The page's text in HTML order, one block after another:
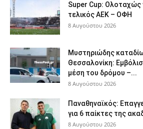
Super Cup: Ολοταχώς
τελικός ΑΕΚ – ΟΦΗ
8 Αυγούστου 2026
Μυστηριώδης
Θεσσαλονίκη:
μέση του δρόμου –...
8 Αυγούστου 2026
Παναθηναϊκός:
για 6 παίκτες της
8 Αυγούστου 2026